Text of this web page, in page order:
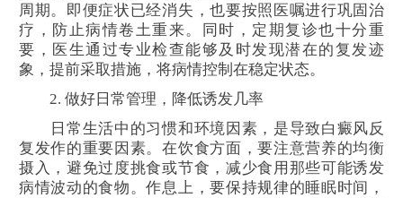
周期。即便症状已经消失，也要按照医嘱进行巩固治
疗，防止病情卷土重来。同时，定期复诊也十分重
要，医生通过专业检查能够及时发现潜在的复发迹
象，提前采取措施，将病情控制在稳定状态。
2. 做好日常管理，降低诱发几率
日常生活中的习惯和环境因素，是导致白癜风反
复发作的重要因素。在饮食方面，要注意营养的均衡
摄入，避免过度挑食或节食，减少食用那些可能诱发
病情波动的食物。作息上，要保持规律的睡眠时间，